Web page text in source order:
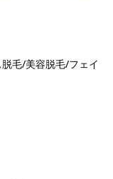
毛/美容脱毛/フェイ